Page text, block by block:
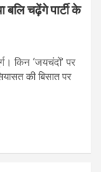
चढ़ेंगे पार्टी के
किन ‘जयचंदों’ पर
की बिसात पर